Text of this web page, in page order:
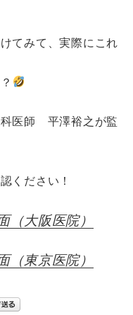
てみて、実際にこれ
医師 平澤裕之が監
ください！
（大阪医院）
（東京医院）